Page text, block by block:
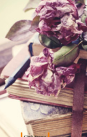
AGGIUNGI AL CARRELLO